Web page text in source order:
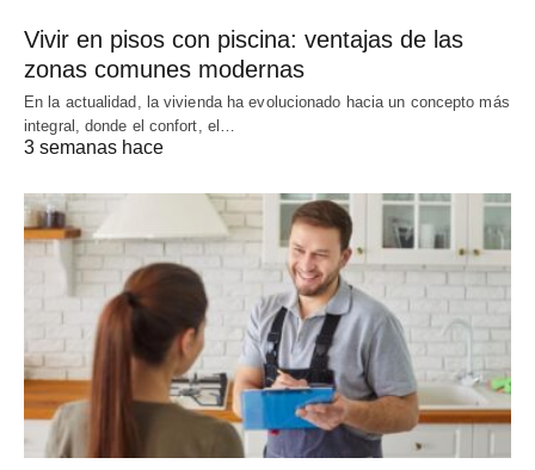
Vivir en pisos con piscina: ventajas de las
zonas comunes modernas
En la actualidad, la vivienda ha evolucionado hacia un concepto más
integral, donde el confort, el…
3 semanas hace